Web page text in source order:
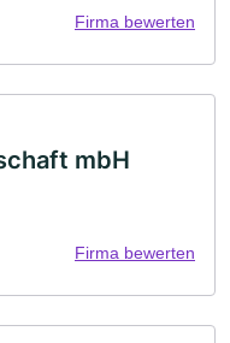
Firma bewerten
mbH
Firma bewerten